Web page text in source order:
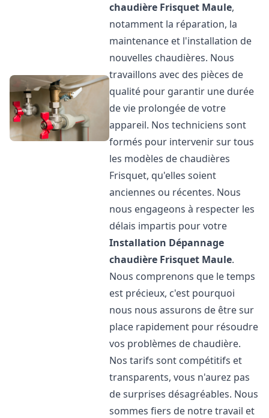
chaudière Frisquet Maule,
notamment la réparation, la
maintenance et l'installation de
nouvelles chaudières. Nous
travaillons avec des pièces de
qualité pour garantir une durée
de vie prolongée de votre
appareil. Nos techniciens sont
formés pour intervenir sur tous
les modèles de chaudières
Frisquet, qu'elles soient
anciennes ou récentes. Nous
nous engageons à respecter les
délais impartis pour votre
Installation Dépannage
chaudière Frisquet Maule.
Nous comprenons que le temps
est précieux, c'est pourquoi
nous nous assurons de être sur
place rapidement pour résoudre
vos problèmes de chaudière.
Nos tarifs sont compétitifs et
transparents, vous n'aurez pas
de surprises désagréables. Nous
sommes fiers de notre travail et